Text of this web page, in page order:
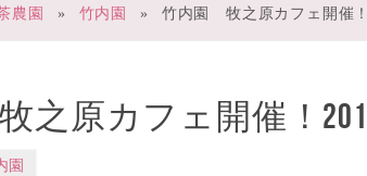
農園 » 竹内園 » 竹内園 牧之原カフェ開催
原カフェ開催！
園